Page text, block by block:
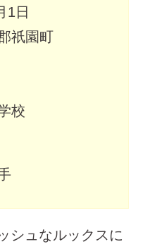
1日
祇園町
校
シュなルックスに